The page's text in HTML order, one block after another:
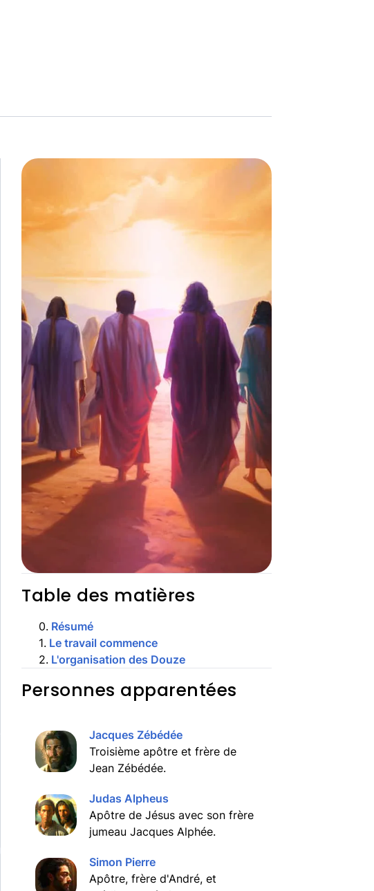
Table des matières
0. Résumé
1. Le travail commence
2. L'organisation des Douze
Personnes apparentées
Jacques Zébédée
Troisième apôtre et frère de
Jean Zébédée.
Judas Alpheus
Apôtre de Jésus avec son frère
jumeau Jacques Alphée.
Simon Pierre
Apôtre, frère d'André, et